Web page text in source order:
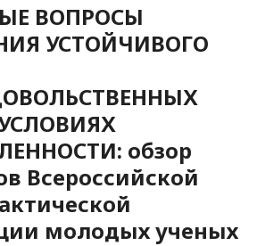
ВОПРОСЫ
УСТОЙЧИВОГО
обзор
Всероссийской
молодых ученых